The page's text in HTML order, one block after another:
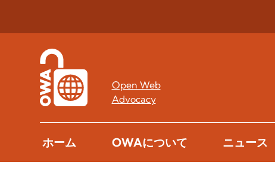
Open Web
Advocacy
ホーム OWAについて ニュース